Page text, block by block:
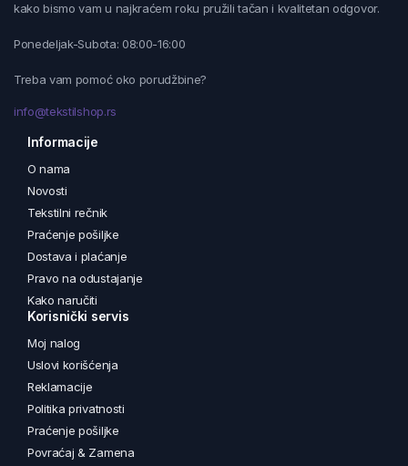
kako bismo vam u najkraćem roku pružili tačan i kvalitetan odgovor.
Ponedeljak-Subota: 08:00-16:00
Treba vam pomoć oko porudžbine?
info@tekstilshop.rs
Informacije
O nama
Novosti
Tekstilni rečnik
Praćenje pošiljke
Dostava i plaćanje
Pravo na odustajanje
Kako naručiti
Korisnički servis
Moj nalog
Uslovi korišćenja
Reklamacije
Politika privatnosti
Praćenje pošiljke
Povraćaj & Zamena